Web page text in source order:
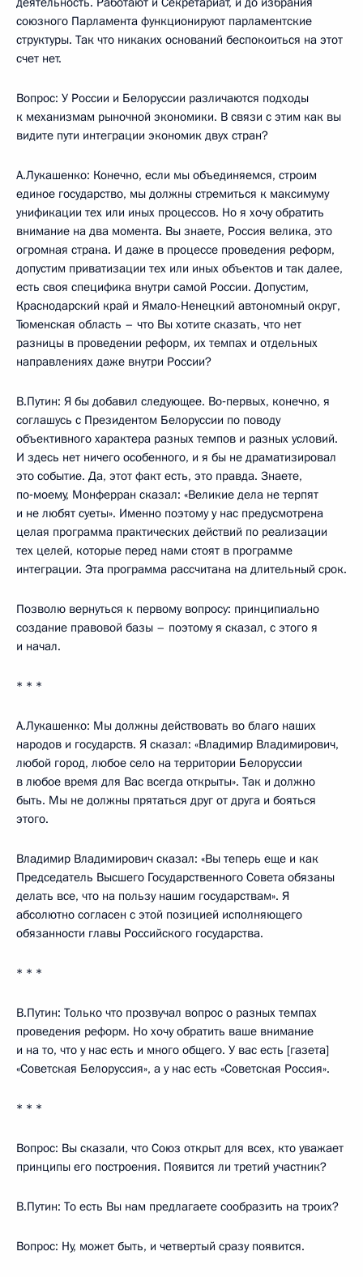
союзного Парламента функционируют парламентские
структуры. Так что никаких оснований беспокоиться на этот
счет нет.
Вопрос: У России и Белоруссии различаются подходы
к механизмам рыночной экономики. В связи с этим как вы
видите пути интеграции экономик двух стран?
А.Лукашенко: Конечно, если мы объединяемся, строим
единое государство, мы должны стремиться к максимуму
унификации тех или иных процессов. Но я хочу обратить
внимание на два момента. Вы знаете, Россия велика, это
огромная страна. И даже в процессе проведения реформ,
допустим приватизации тех или иных объектов и так далее,
есть своя специфика внутри самой России. Допустим,
Краснодарский край и Ямало-Ненецкий автономный округ,
Тюменская область – что Вы хотите сказать, что нет
разницы в проведении реформ, их темпах и отдельных
направлениях даже внутри России?
В.Путин: Я бы добавил следующее. Во‑первых, конечно, я
соглашусь с Президентом Белоруссии по поводу
объективного характера разных темпов и разных условий.
И здесь нет ничего особенного, и я бы не драматизировал
это событие. Да, этот факт есть, это правда. Знаете,
по‑моему, Монферран сказал: «Великие дела не терпят
и не любят суеты». Именно поэтому у нас предусмотрена
целая программа практических действий по реализации
тех целей, которые перед нами стоят в программе
интеграции. Эта программа рассчитана на длительный срок.
Позволю вернуться к первому вопросу: принципиально
создание правовой базы – поэтому я сказал, с этого я
и начал.
* * *
А.Лукашенко: Мы должны действовать во благо наших
народов и государств. Я сказал: «Владимир Владимирович,
любой город, любое село на территории Белоруссии
в любое время для Вас всегда открыты». Так и должно
быть. Мы не должны прятаться друг от друга и бояться
этого.
Владимир Владимирович сказал: «Вы теперь еще и как
Председатель Высшего Государственного Совета обязаны
делать все, что на пользу нашим государствам». Я
абсолютно согласен с этой позицией исполняющего
обязанности главы Российского государства.
* * *
В.Путин: Только что прозвучал вопрос о разных темпах
проведения реформ. Но хочу обратить ваше внимание
и на то, что у нас есть и много общего. У вас есть [газета]
«Советская Белоруссия», а у нас есть «Советская Россия».
* * *
Вопрос: Вы сказали, что Союз открыт для всех, кто уважает
принципы его построения. Появится ли третий участник?
В.Путин: То есть Вы нам предлагаете сообразить на троих?
Вопрос: Ну, может быть, и четвертый сразу появится.